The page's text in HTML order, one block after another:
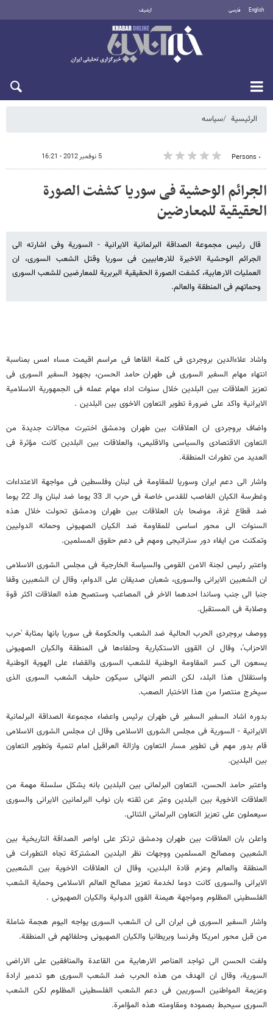
English فارسی أرشيف
الرئيسية سیاسه
٠ Persons 5 نوفمبر 2012 - 16:21
الجرائم الوحشیة فی سوریا کشفت الصورة
الحقیقیة للمعارضین
قال رئیس مجموعة الصداقة البرلمانیة الایرانیة - السوریة وفی اشارته الی
الجرائم الوحشیة الاخیرة للارهابیین فی سوریا وقتل الشعب السوری، ان
العملیات الارهابیة، کشفت الصورة الحقیقیة البربریة للمعارضین للشعب السوری
وحماتهم فی المنطقة والعالم.
واشاد علاء‌الدین بروجردی فی کلمة القاها فی مراسم اقیمت مساء امس بمناسبة
انتهاء مهام السفیر السوری فی طهران حامد الحسن، بجهود السفیر السوری فی
تعزیز العلاقات بین البلدین خلال سنوات اداء‌ مهام عمله فی الجمهوریة الاسلامیة
الایرانیة واکد علی ضرورة تطویر التعاون الاخوی بین البلدین .
واضاف بروجردی ان العلاقات بین طهران ودمشق اختبرت مجالات جدیدة من
التعاون الاقتصادی والسیاسی والاقلیمی، والعلاقات بین البلدین کانت مؤثرة فی
العدید من تطورات المنطقة.
واشار الی دعم ایران وسوریا للمقاومة فی لبنان وفلسطین فی مواجهة الاعتداءات
وغطرسة الکیان الغاصب للقدس خاصة فی حرب الـ 33 یوما ضد لبنان والـ 22 یوما
ضد قطاع غزة، موضحا بان العلاقات بین طهران ودمشق تحولت خلال هذه
السنوات الی محور اساسی للمقاومة ضد الکیان الصهیونی وحماته الدولیین
وتمکنت من ایفاء دور ستراتیجی ومهم فی دعم حقوق المسلمین.
واعتبر رئیس لجنة الامن القومی والسیاسة الخارجیة فی مجلس الشوری الاسلامی
ان الشعبین الایرانی والسوری، شعبان صدیقان علی الدوام، وقال ان الشعبین وقفا
جنبا الی جنب وساندا احدهما الاخر فی المصاعب وستصبح هذه العلاقات اکثر قوة
وصلابة فی المستقبل.
ووصف بروجردی الحرب الحالیة ضد الشعب والحکومة فی سوریا بانها بمثابة 'حرب
الاحزاب'، وقال ان القوی الاستکباریة وحلفاءها فی المنطقة والکیان الصهیونی
یسعون الی کسر المقاومة الوطنیة للشعب السوری والقضاء علی الهویة الوطنیة
واستقلال هذا البلد، لکن النصر النهائی سیکون حلیف الشعب السوری الذی
سیخرج منتصرا من هذا الاختبار الصعب.
بدوره اشاد السفیر السفیر فی طهران برئیس واعضاء مجموعة الصداقة البرلمانیة
الایرانیة - السوریة فی مجلس الشوری الاسلامی وقال ان مجلس الشوری الاسلامی
قام بدور مهم فی تطویر مسار التعاون وازالة العراقیل امام تنمیة‌ وتطویر التعاون
بین البلدین.
واعتبر حامد الحسن، التعاون البرلمانی بین البلدین بانه یشکل سلسلة مهمة من
العلاقات الاخویة ‌بین البلدین وعبّر عن ثقته بان نواب البرلمانین الایرانی والسوری
سیعملون علی تعزیز التعاون البرلمانی الثنائی.
واعلن بان العلاقات بین طهران ودمشق ترتکز علی اواصر الصداقة التاریخیة بین
الشعبین ومصالح المسلمین ووجهات نظر البلدین المشترکة تجاه التطورات فی
المنطقة‌ والعالم وعزم قادة‌ البلدین، وقال ان العلاقات الاخویة بین الشعبین
الایرانی والسوری کانت دوما لخدمة تعزیز مصالح العالم الاسلامی وحمایة الشعب
الفلسطینی المظلوم ومواجهة هیمنة القوی الدولیة والکیان الصهیونی .
واشار السفیر السوری فی ایران الی ان الشعب السوری یواجه الیوم هجمة شاملة
من قبل محور امریکا وفرنسا وبریطانیا والکیان الصهیونی وحلفائهم فی المنطقة.
ولفت الحسن الی تواجد العناصر الارهابیة من القاعدة والمنافقین علی الاراضی
السوریة، وقال ان الهدف من هذه الحرب ضد الشعب السوری هو تدمیر ارادة
وعزیمة المواطنین السوریین فی دعم الشعب الفلسطینی المظلوم لکن الشعب
السوری سیحبط بصموده ومقاومته هذه المؤامرة.